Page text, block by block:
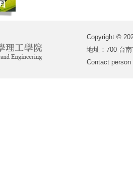
Copyright ©
地址：700 台
Contact person